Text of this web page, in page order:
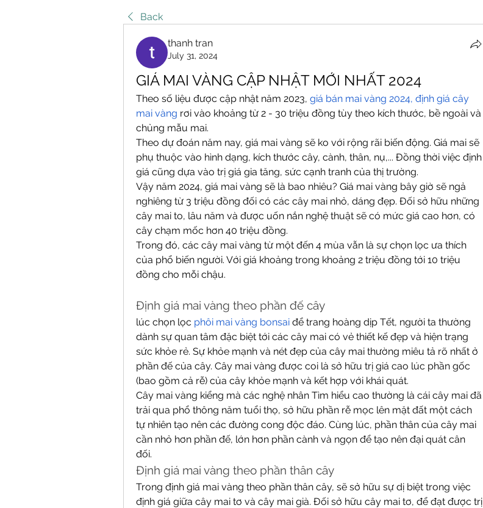
Back
thanh tran
July 31, 2024
GIÁ MAI VÀNG CẬP NHẬT MỚI NHẤT 2024
Theo số liệu được cập nhật năm 2023, giá bán mai vàng 2024, định giá cây
mai vàng rơi vào khoảng từ 2 - 30 triệu đồng tùy theo kích thước, bề ngoài và
chủng mẫu mai.
Theo dự đoán năm nay, giá mai vàng sẽ ko với rộng rãi biến động. Giá mai sẽ
phụ thuộc vào hình dạng, kích thước cây, cành, thân, nụ,... Đồng thời việc định
giá cũng dựa vào trị giá gia tăng, sức cạnh tranh của thị trường.
Vậy năm 2024, giá mai vàng sẽ là bao nhiêu? Giá mai vàng bây giờ sẽ ngả
nghiêng từ 3 triệu đồng đối có các cây mai nhỏ, dáng đẹp. Đối sở hữu những
cây mai to, lâu năm và được uốn nắn nghệ thuật sẽ có mức giá cao hơn, có
cây chạm mốc hơn 40 triệu đồng.
Trong đó, các cây mai vàng từ một đến 4 mùa vẫn là sự chọn lọc ưa thích
của phổ biến người. Với giá khoảng trong khoảng 2 triệu đồng tới 10 triệu
đồng cho mỗi chậu.
Định giá mai vàng theo phần đế cây
lúc chọn lọc phôi mai vàng bonsai để trang hoàng dịp Tết, người ta thường
dành sự quan tâm đặc biệt tới các cây mai có vẻ thiết kế đẹp và hiện trạng
sức khỏe rẻ. Sự khỏe mạnh và nét đẹp của cây mai thường miêu tả rõ nhất ở
phần đế của cây. Cây mai vàng được coi là sở hữu trị giá cao lúc phần gốc
(bao gồm cả rễ) của cây khỏe mạnh và kết hợp với khái quát.
Cây mai vàng kiểng mà các nghệ nhân Tìm hiểu cao thường là cái cây mai đã
trải qua phổ thông năm tuổi thọ, sở hữu phần rễ mọc lên mặt đất một cách
tự nhiên tạo nên các đường cong độc đáo. Cùng lúc, phần thân của cây mai
cần nhỏ hơn phần đế, lớn hơn phần cành và ngọn để tạo nên đại quát cân
đối.
Định giá mai vàng theo phần thân cây
Trong định giá mai vàng theo phần thân cây, sẽ sở hữu sự dị biệt trong việc
định giá giữa cây mai tơ và cây mai già. Đối sở hữu cây mai tơ, để đạt được trị